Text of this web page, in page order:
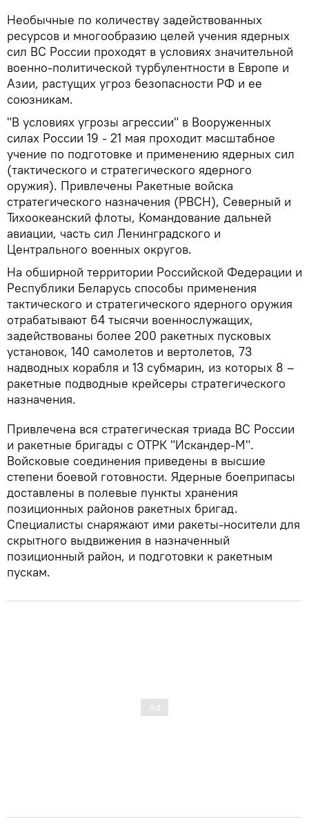
Необычные по количеству задействованных
ресурсов и многообразию целей учения ядерных
сил ВС России проходят в условиях значительной
военно-политической турбулентности в Европе и
Азии, растущих угроз безопасности РФ и ее
союзникам.
"В условиях угрозы агрессии" в Вооруженных
силах России 19 - 21 мая проходит масштабное
учение по подготовке и применению ядерных сил
(тактического и стратегического ядерного
оружия). Привлечены Ракетные войска
стратегического назначения (РВСН), Северный и
Тихоокеанский флоты, Командование дальней
авиации, часть сил Ленинградского и
Центрального военных округов.
На обширной территории Российской Федерации и
Республики Беларусь способы применения
тактического и стратегического ядерного оружия
отрабатывают 64 тысячи военнослужащих,
задействованы более 200 ракетных пусковых
установок, 140 самолетов и вертолетов, 73
надводных корабля и 13 субмарин, из которых 8 –
ракетные подводные крейсеры стратегического
назначения.
Привлечена вся стратегическая триада ВС России
и ракетные бригады с ОТРК "Искандер-М".
Войсковые соединения приведены в высшие
степени боевой готовности. Ядерные боеприпасы
доставлены в полевые пункты хранения
позиционных районов ракетных бригад.
Специалисты снаряжают ими ракеты-носители для
скрытного выдвижения в назначенный
позиционный район, и подготовки к ракетным
пускам.